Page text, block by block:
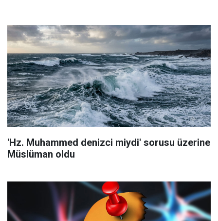
'Hz. Muhammed denizci miydi' sorusu üzerine
Müslüman oldu